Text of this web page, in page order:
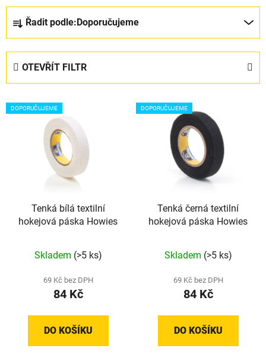
p
Řadit podle: Doporučujeme
OTEVŘÍT FILTR
V
ý
DOPORUČUJEME
Tenká bílá textilní
hokejová páska Howies
hodnocení
produktu
je
z
Skladem (>5 ks)
69 Kč bez DPH
84 Kč
DO KOŠÍKU
DOPORUČUJEME
Tenká černá textilní
hokejová páska Howies
Skladem (>5 ks)
69 Kč bez DPH
84 Kč
DO KOŠÍKU